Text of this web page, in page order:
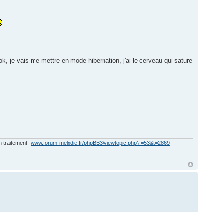
je vais me mettre en mode hibernation, j'ai le cerveau qui sature
traitement-www.forum-melodie.fr/phpBB3/viewtopic.php?f=53&t=2869